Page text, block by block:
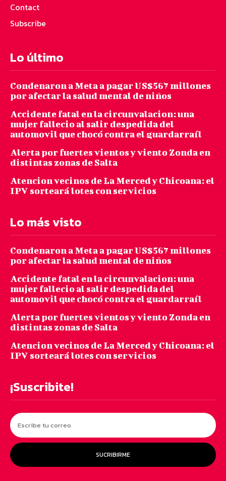
Contact
Subscribe
Lo último
Condenaron a Meta a pagar US$567 millones
por afectar la salud mental de niños
Accidente fatal en la circunvalacion: una
mujer fallecio al salir despedida del
automovil que chocó contra el guardarraíl
Alerta por fuertes vientos y viento Zonda en
distintas zonas de Salta
Atencion vecinos de La Merced y Chicoana: el
IPV sorteará lotes con servicios
Lo más visto
Condenaron a Meta a pagar US$567 millones
por afectar la salud mental de niños
Accidente fatal en la circunvalacion: una
mujer fallecio al salir despedida del
automovil que chocó contra el guardarraíl
Alerta por fuertes vientos y viento Zonda en
distintas zonas de Salta
Atencion vecinos de La Merced y Chicoana: el
IPV sorteará lotes con servicios
¡Suscribite!
SUCRIBIRME